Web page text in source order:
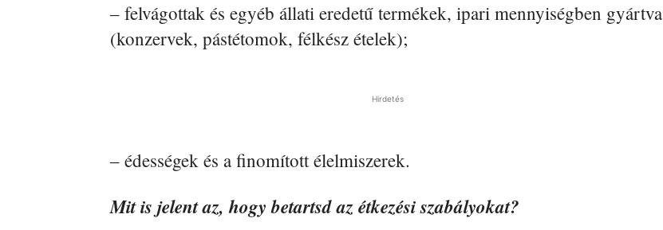
– felvágottak és egyéb állati eredetű termékek, ipari mennyiségben gyártva
(konzervek, pástétomok, félkész ételek);
Hirdetés
– édességek és a finomított élelmiszerek.
Mit is jelent az, hogy betartsd az étkezési szabályokat?